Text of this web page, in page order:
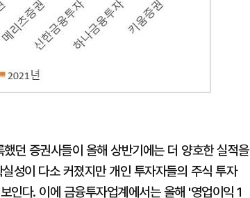
던 증권사들이 올해 상반기에는 더 양호한 실적을
성이 다소 커졌지만 개인 투자자들의 주식 투자
인다. 이에 금융투자업계에서는 올해 '영업이익 1